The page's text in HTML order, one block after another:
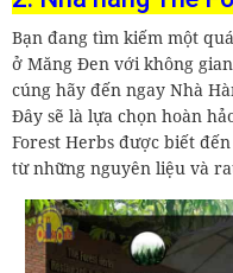
Bạn đang tìm kiếm một
ở Măng Đen với không
cúng hãy đến ngay Nhà
Đây sẽ là lựa chọn hoàn
Forest Herbs được biết
từ những nguyên liệu và